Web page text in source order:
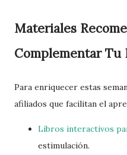
Materiales
Complementar Tu
Para enriquecer estas
afiliados que facilitan el
Libros interactivos
estimulación.